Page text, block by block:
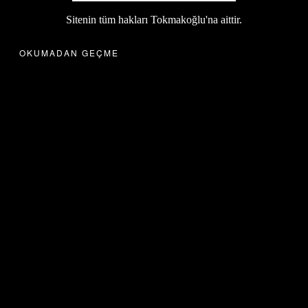
Sitenin tüm hakları Tokmakoğlu'na aittir.
OKUMADAN GEÇME